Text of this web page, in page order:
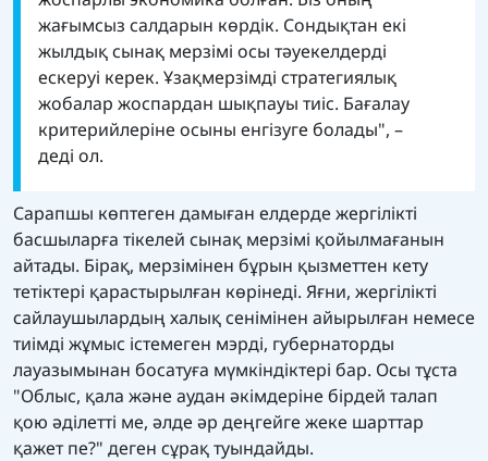
жағымсыз салдарын көрдік. Сондықтан екі
жылдық сынақ мерзімі осы тәуекелдерді
ескеруі керек. Ұзақмерзімді стратегиялық
жобалар жоспардан шықпауы тиіс. Бағалау
критерийлеріне осыны енгізуге болады", –
деді ол.
Сарапшы көптеген дамыған елдерде жергілікті
басшыларға тікелей сынақ мерзімі қойылмағанын
айтады. Бірақ, мерзімінен бұрын қызметтен кету
тетіктері қарастырылған көрінеді. Яғни, жергілікті
сайлаушылардың халық сенімінен айырылған немесе
тиімді жұмыс істемеген мэрді, губернаторды
лауазымынан босатуға мүмкіндіктері бар. Осы тұста
"Облыс, қала және аудан әкімдеріне бірдей талап
қою әділетті ме, әлде әр деңгейге жеке шарттар
қажет пе?" деген сұрақ туындайды.